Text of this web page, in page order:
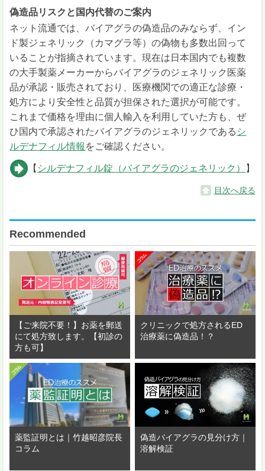
偽造品リスクと国内代替のご案内
ネット流通では、バイアグラの偽造品のみならず、イン
ド製ジェネリック（カマグラ等）の偽物も多数出回って
いることが指摘されています。現在は日本国内でも複数
の大手製薬メーカーからバイアグラのジェネリック医薬
品が承認・販売されており、医療機関での適正な診療・
処方により安全性と品質が担保された選択が可能です。
これまで価格を理由に個人輸入を利用していた方も、ぜ
ひ国内で承認されたバイアグラのジェネリックである シ
ルデナフィル情報 をご確認ください。
【 シルデナフィル錠（バイアグラのジェネリック） 】
目次へ戻る
Recommended
【ご来院不要！】お薬を郵送
にて処方致します。【初診の
方も可】
クリニックで処方されるED
治療薬に偽造品！？
薬監証明とは｜竹越昭彦院長
コラム
偽造バイアグラの見分け方｜
溶解検証